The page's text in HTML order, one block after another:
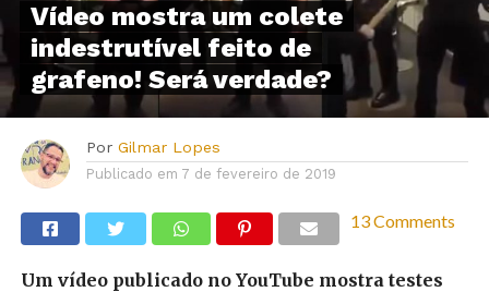
Vídeo mostra um colete
indestrutível feito de
grafeno! Será verdade?
Por Gilmar Lopes
Publicado em 7 de fevereiro de 2019
13 Comments
Um vídeo publicado no YouTube mostra testes